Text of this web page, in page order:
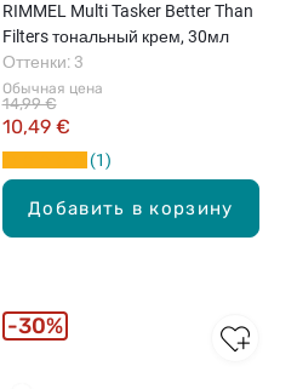
Добавить в корзину
RIMMEL Multi Tasker Better Than
Filters тональный крем, 30мл
Обычная цена
10,49 €
14,99 €
Оттенки: 3
1
30%